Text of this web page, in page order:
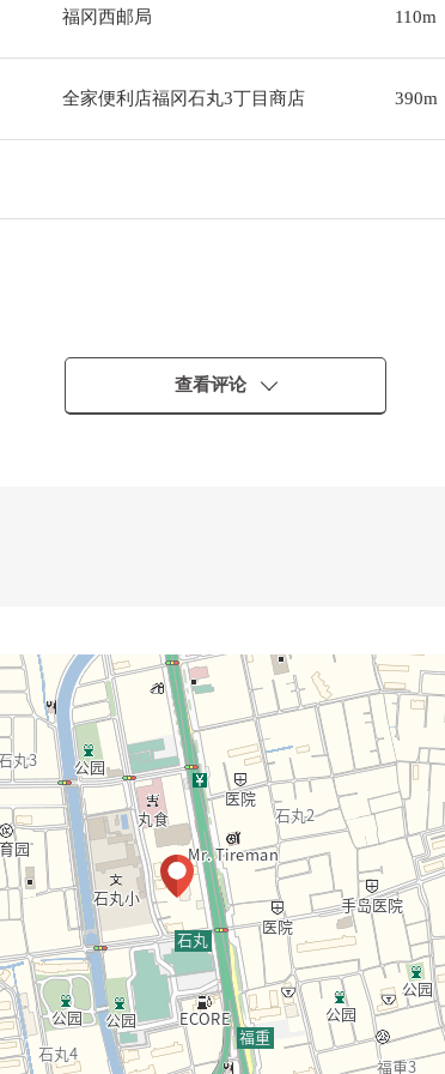
福冈西邮局 110m
全家便利店福冈石丸3丁目商店 390m
查看评论